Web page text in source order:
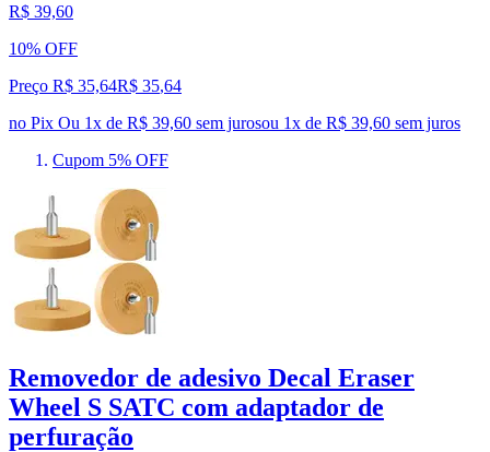
R$ 39,60
10% OFF
Preço R$ 35,64R$ 35,64
no Pix Ou 1x de R$ 39,60 sem jurosou 1x de R$ 39,60 sem juros
Cupom 5% OFF
Removedor de adesivo Decal Eraser
Wheel S SATC com adaptador de
perfuração